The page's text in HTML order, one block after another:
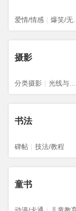
爱情/情感 | 爆
摄影
分类摄影 |
书法
碑帖 | 技法/教程
童书